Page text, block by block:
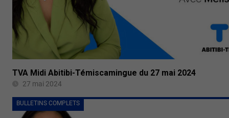
TVA Midi Abitibi-Témiscamingue du 27 mai 2024
27 mai 2024
BULLETINS COMPLETS